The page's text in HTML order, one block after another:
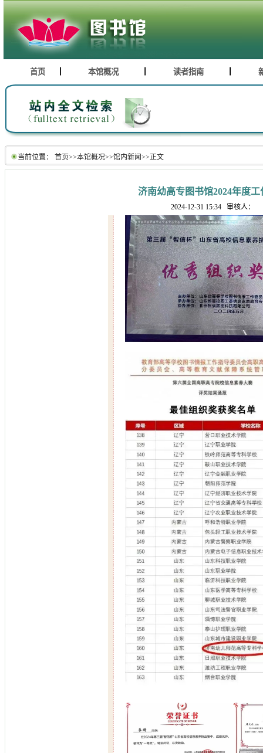
首页 本馆概况 读者指南
当前位置： 首页>>本馆概况>>馆内新闻>>正文
济南幼高专图书馆2024年度工
2024-12-31 15:34 审核人：